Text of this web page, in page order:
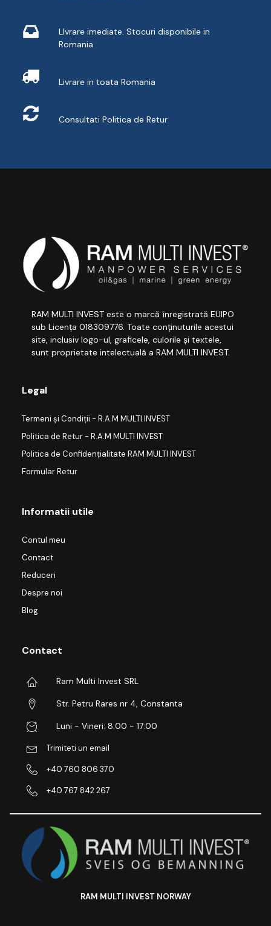
LIvrare imediate. Stocuri disponibile in
Romania
Livrare in toata Romania
Consultati Politica de Retur
RAM MULTI INVEST este o marcă înregistrată EUIPO
sub Licența 018309776. Toate conținuturile acestui
site, inclusiv logo-ul, graficele, culorile și textele,
sunt proprietate intelectuală a RAM MULTI INVEST.
Legal
Termeni și Condiții - R.A.M MULTI INVEST
Politica de Retur - R.A.M MULTI INVEST
Politica de Confidențialitate RAM MULTI INVEST
Formular Retur
Informatii utile
Contul meu
Contact
Reduceri
Despre noi
Blog
Contact
Ram Multi Invest SRL
Str. Petru Rares nr 4, Constanta
Luni - Vineri: 8:00 - 17:00
Trimiteti un email
+40 760 806 370
+40 767 842 267
RAM MULTI INVEST NORWAY